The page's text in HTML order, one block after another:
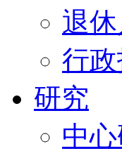
退
行
研究
中